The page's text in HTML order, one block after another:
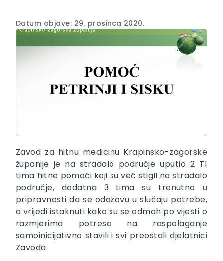
Datum objave: 29. prosinca 2020.
Zavod za hitnu medicinu Krapinsko-zagorske
županije je na stradalo područje uputio 2 T1
tima hitne pomoći koji su već stigli na stradalo
područje, dodatna 3 tima su trenutno u
pripravnosti da se odazovu u slučaju potrebe,
a vrijedi istaknuti kako su se odmah po vijesti o
razmjerima potresa na raspolaganje
samoinicijativno stavili i svi preostali djelatnici
Zavoda.